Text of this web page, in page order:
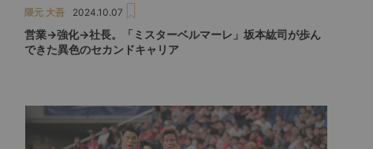
隈元 大吾 2024.10.07
営業→強化→社長。「ミスターベルマーレ」坂本紘司が歩ん
できた異色のセカンドキャリア